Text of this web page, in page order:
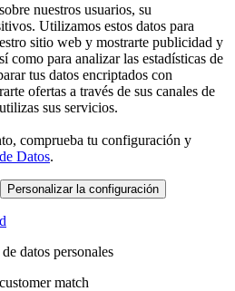
nuestros usuarios, su
Utilizamos estos datos para
sitio web y mostrarte publicidad y
como para analizar las estadísticas de
tus datos encriptados con
ofertas a través de sus canales de
sus servicios.
comprueba tu configuración y
Datos.
Personalizar la configuración
datos personales
match